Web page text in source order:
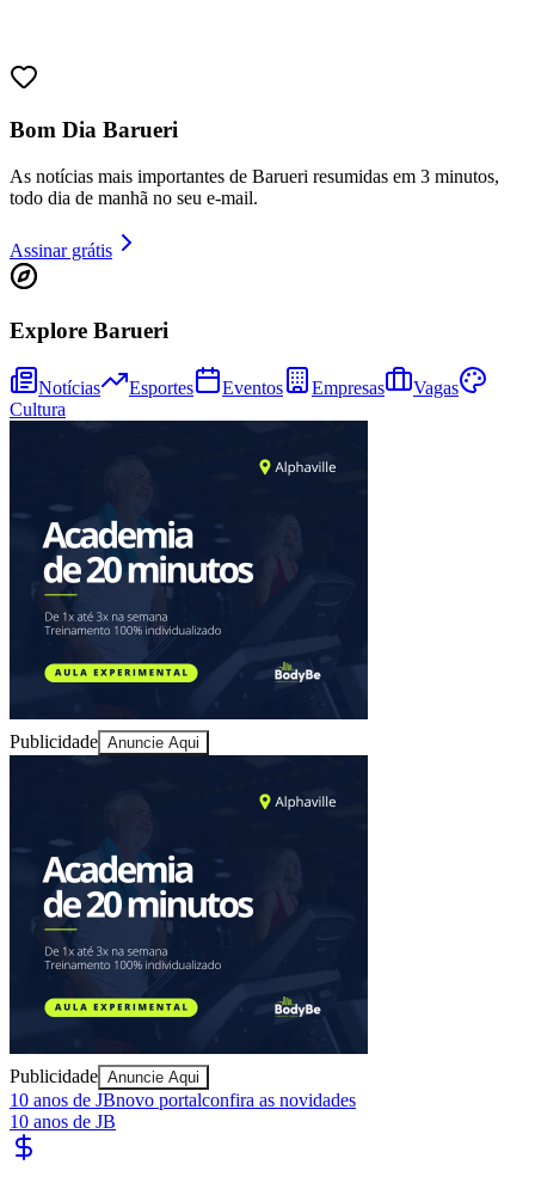
Sport
Juventude
Bom Dia Barueri
As notícias mais importantes de Barueri resumidas em 3 minutos,
todo dia de manhã no seu e-mail.
Assinar grátis
Explore Barueri
Notícias Esportes Eventos Empresas
Vagas
Cultura
Publicidade Anuncie Aqui
Publicidade Anuncie Aqui
10 anos de JBnovo portalconfira as novidades
10 anos de JB